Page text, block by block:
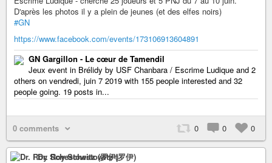
D'après les photos il y a plein de jeunes (et des elfes noirs)
#GN
https://www.facebook.com/events/173106913604891
GN Gargillon - Le cœur de Tamendil
Jeux event in Brélidy by USF Chanbara / Escrime Ludique and 2
others on vendredi, juin 7 2019 with 155 people interested and 32
people going. 19 posts in...
0 comments 0 0 0
Dr. Roy Schestowitz (罗伊)